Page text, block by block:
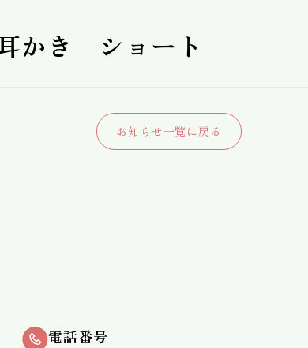
かき ショート
お知らせ一覧に戻る
電話番号